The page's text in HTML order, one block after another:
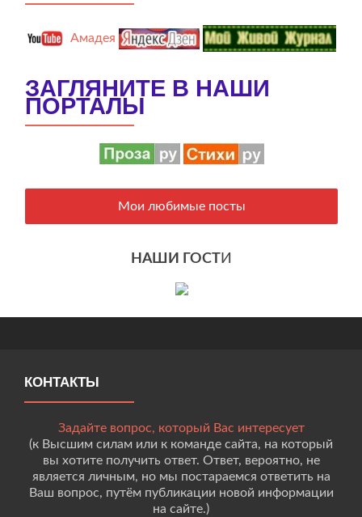
Амадея
ЗАГЛЯНИТЕ В НАШИ
ПОРТАЛЫ
Мои любимые посты
НАШИ ГОСТИ
КОНТАКТЫ
Задайте вопрос, который Вас интересует
(к Высшим силам или к команде сайта, на который
вы хотите получить ответ. Ответ, вероятно, не
является личным, но мы постараемся ответить на
Ваш вопрос, путём публикации новой информации
на сайте.)